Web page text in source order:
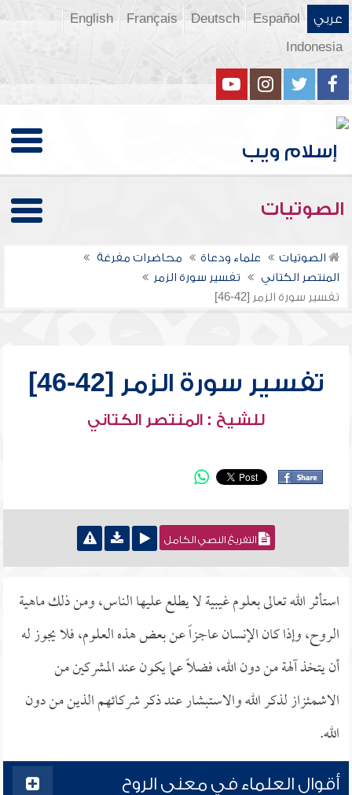
عربي Español
Deutsch
Français
English
Indonesia
الصوتيات
الصوتيات علماء ودعاة
محاضرات مفرغة
المنتصر الكتاني
تفسير سورة الزمر
تفسير سورة الزمر [42-46]
تفسير سورة الزمر [42-46]
للشيخ : المنتصر الكتاني
التفريغ النصي الكامل
استأثر الله تعالى بعلوم غيبية لا يطلع عليها الناس، ومن ذلك ماهية
الروح، وإذا كان الإنسان عاجزاً عن بعض هذه العلوم، فلا يجوز له
أن يتخذ آلهة من دون الله، فضلاً عما يكون عند المشركين من
الاشمئزاز لذكر الله والاستبشار عند ذكر شركائهم الذين من دون
الله.
أقوال العلماء في معنى الروح